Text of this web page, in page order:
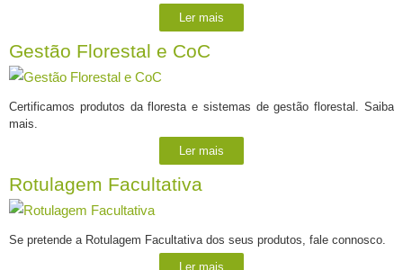
Ler mais
Gestão Florestal e CoC
Certificamos produtos da floresta e sistemas de gestão florestal. Saiba
mais.
Ler mais
Rotulagem Facultativa
Se pretende a Rotulagem Facultativa dos seus produtos, fale connosco.
Ler mais